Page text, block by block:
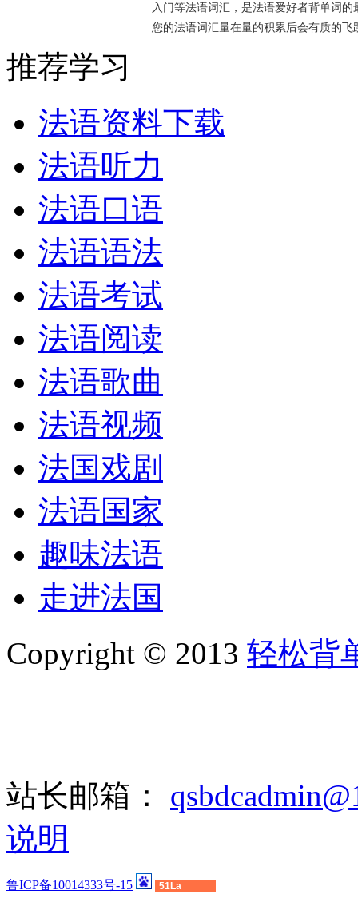
入门等法语词汇，是法语爱好者背单词
您的法语词汇量在量的积累后会有质的飞
推荐学习
法语资料下载
法语听力
法语口语
法语语法
法语考试
法语阅读
法语歌曲
法语视频
法国戏剧
法语国家
趣味法语
走进法国
Copyright © 2013 轻松背
站长邮箱：
说明
鲁ICP备10014333号-15 51La